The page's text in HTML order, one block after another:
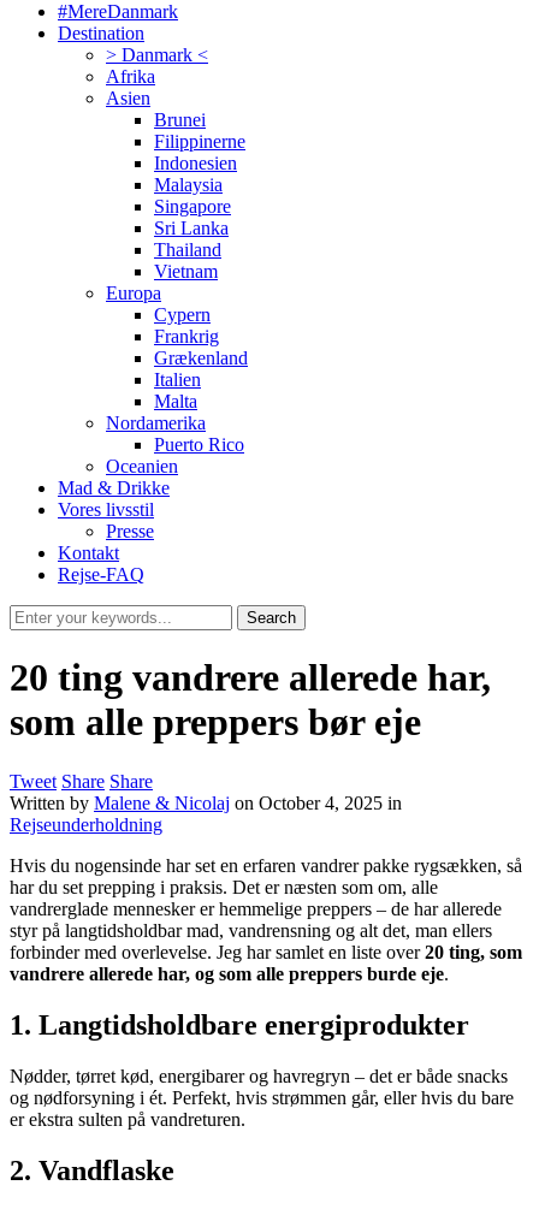
#MereDanmark
Destination
> Danmark <
Afrika
Asien
Brunei
Filippinerne
Indonesien
Malaysia
Singapore
Sri Lanka
Thailand
Vietnam
Europa
Cypern
Frankrig
Grækenland
Italien
Malta
Nordamerika
Puerto Rico
Oceanien
Mad & Drikke
Vores livsstil
Presse
Kontakt
Rejse-FAQ
20 ting vandrere allerede har,
som alle preppers bør eje
Tweet Share Share
Written by Malene & Nicolaj on October 4, 2025 in
Rejseunderholdning
Hvis du nogensinde har set en erfaren vandrer pakke rygsækken, så
har du set prepping i praksis. Det er næsten som om, alle
vandrerglade mennesker er hemmelige preppers – de har allerede
styr på langtidsholdbar mad, vandrensning og alt det, man ellers
forbinder med overlevelse. Jeg har samlet en liste over20 ting, som
vandrere allerede har, og som alle preppers burde eje.
1. Langtidsholdbare energiprodukter
Nødder, tørret kød, energibarer og havregryn – det er både snacks
og nødforsyning i ét. Perfekt, hvis strømmen går, eller hvis du bare
er ekstra sulten på vandreturen.
2. Vandflaske